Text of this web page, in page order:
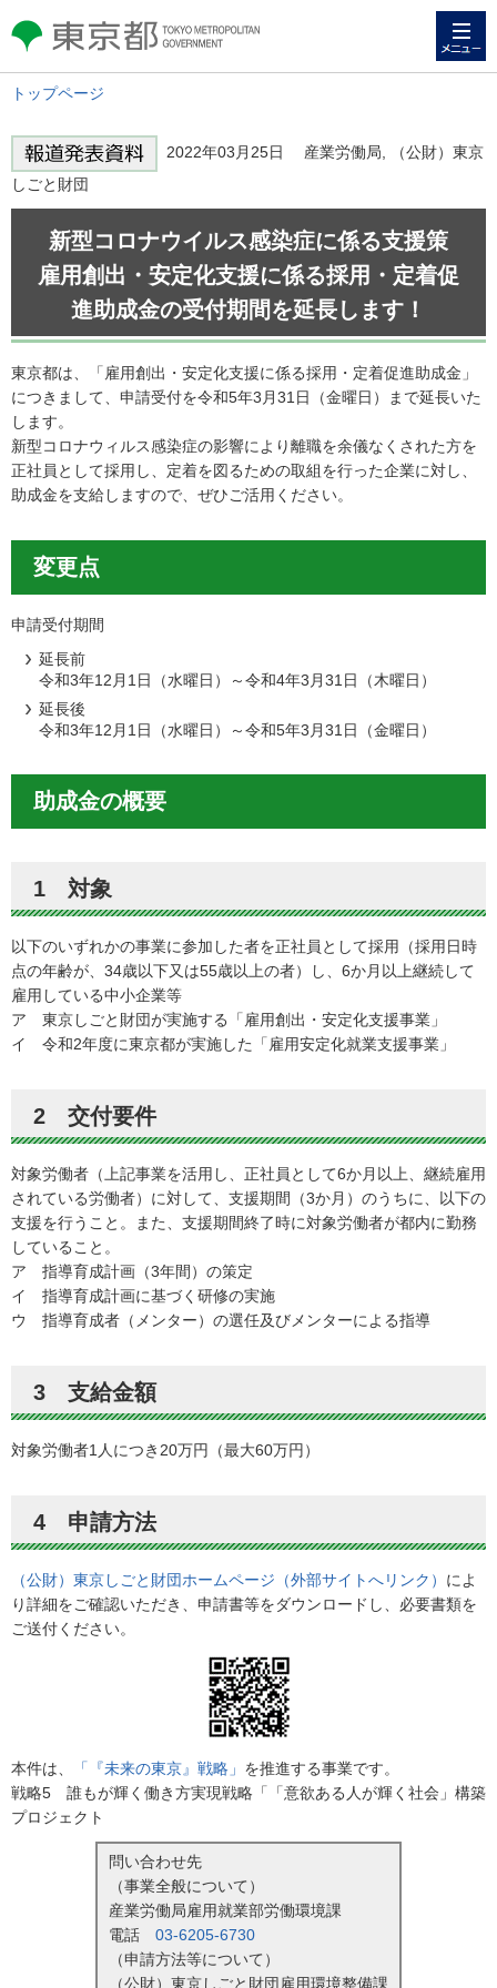
東京都 TOKYO METROPOLITAN
GOVERNMENT
トップページ
2022年03月25日 産業労働局, （公財）東京
しごと財団
新型コロナウイルス感染症に係る支援策
雇用創出・安定化支援に係る採用・定着促
進助成金の受付期間を延長します！
東京都は、「雇用創出・安定化支援に係る採用・定着促進助成金」
につきまして、申請受付を令和5年3月31日（金曜日）まで延長いた
します。
新型コロナウィルス感染症の影響により離職を余儀なくされた方を
正社員として採用し、定着を図るための取組を行った企業に対し、
助成金を支給しますので、ぜひご活用ください。
変更点
申請受付期間
延長前
令和3年12月1日（水曜日）～令和4年3月31日（木曜日）
延長後
令和3年12月1日（水曜日）～令和5年3月31日（金曜日）
助成金の概要
1 対象
以下のいずれかの事業に参加した者を正社員として採用（採用日時
点の年齢が、34歳以下又は55歳以上の者）し、6か月以上継続して
雇用している中小企業等
ア 東京しごと財団が実施する「雇用創出・安定化支援事業」
イ 令和2年度に東京都が実施した「雇用安定化就業支援事業」
2 交付要件
対象労働者（上記事業を活用し、正社員として6か月以上、継続雇用
されている労働者）に対して、支援期間（3か月）のうちに、以下の
支援を行うこと。また、支援期間終了時に対象労働者が都内に勤務
していること。
ア 指導育成計画（3年間）の策定
イ 指導育成計画に基づく研修の実施
ウ 指導育成者（メンター）の選任及びメンターによる指導
3 支給金額
対象労働者1人につき20万円（最大60万円）
4 申請方法
（公財）東京しごと財団ホームページ（外部サイトへリンク） によ
り詳細をご確認いただき、申請書等をダウンロードし、必要書類を
ご送付ください。
本件は、 「『未来の東京』戦略」 を推進する事業です。
戦略5 誰もが輝く働き方実現戦略「「意欲ある人が輝く社会」構築
プロジェクト
問い合わせ先
（事業全般について）
産業労働局雇用就業部労働環境課
電話 03-6205-6730
（申請方法等について）
（公財）東京しごと財団雇用環境整備課